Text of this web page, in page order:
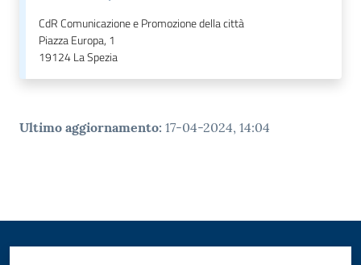
CdR Comunicazione e Promozione della città
Piazza Europa, 1
19124La Spezia
Ultimo aggiornamento: 17-04-2024, 14:04